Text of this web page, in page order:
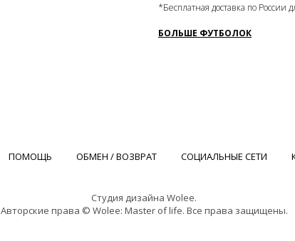
*Бесплатная доставка по России
БОЛЬШЕ ФУТБОЛОК
ПОМОЩЬ ОБМЕН / ВОЗВРАТ СОЦИАЛЬНЫЕ СЕТИ
Студия дизайна Wolee.
Авторские права © Wolee: Master of life. Все права защищены.